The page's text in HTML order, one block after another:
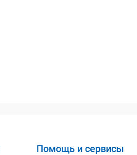
Помощь и сервисы